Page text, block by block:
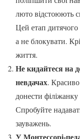
люто відстоюють
Цей етап дитячого
а не блокувати.
життя.
Не кидайтеся на
невдачах.
донести
Спробуйте
зауважень.